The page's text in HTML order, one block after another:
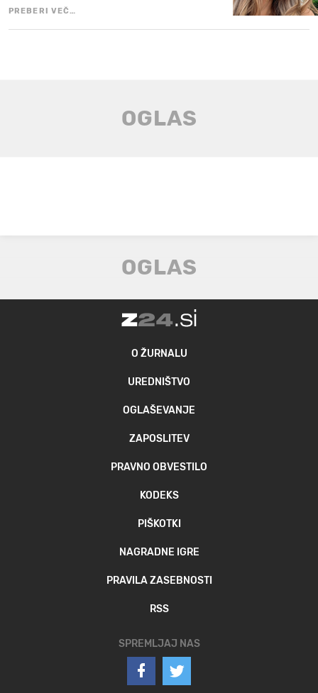
PREBERI VEČ…
O ŽURNALU
UREDNIŠTVO
OGLAŠEVANJE
ZAPOSLITEV
PRAVNO OBVESTILO
KODEKS
PIŠKOTKI
NAGRADNE IGRE
PRAVILA ZASEBNOSTI
RSS
SPREMLJAJ NAS